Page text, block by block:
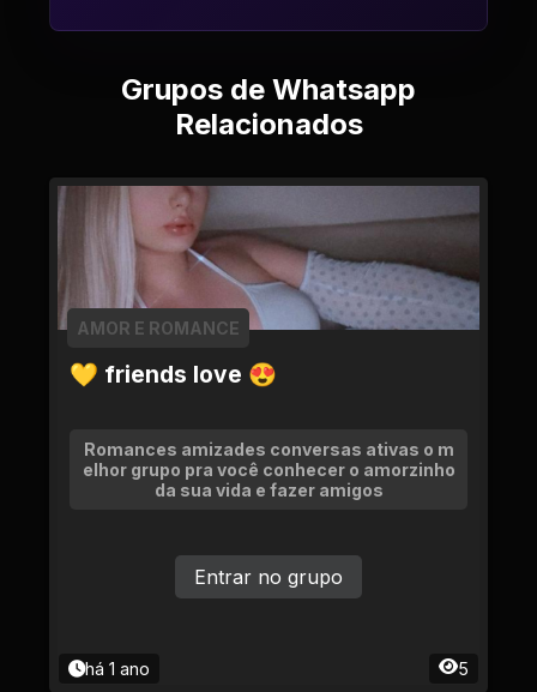
Grupos de Whatsapp
Relacionados
💛 friends love 😍
AMOR E ROMANCE
Romances amizades conversas ativas o m
elhor grupo pra você conhecer o amorzinho
da sua vida e fazer amigos
há 1 ano 5
Entrar no grupo